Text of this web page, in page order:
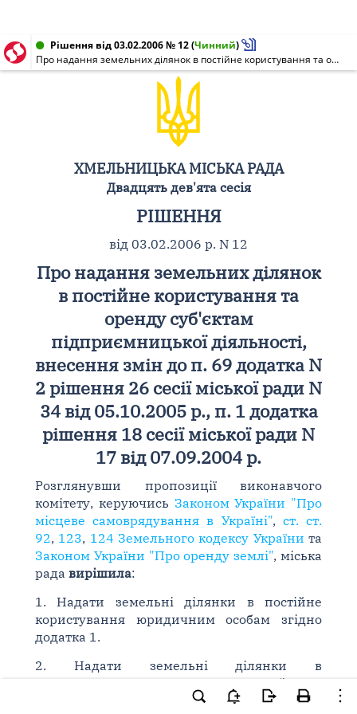
Рішення від 03.02.2006 № 12(Чинний)
Про надання земельних ділянок в постійне користування та оренду суб'єктам підприємницької діяльності, внесення змін до п. 69 додатка N 2 рішення 26 сесії міської ради N 34 від 05.10.2005 р., п. 1 додатка рішення 18 сесії міської ради N 17 від 07.09.2004 р.
ХМЕЛЬНИЦЬКА МІСЬКА РАДА
Двадцять дев'ята сесія
РІШЕННЯ
від 03.02.2006 р. N 12
Про надання земельних ділянок
в постійне користування та
оренду суб'єктам
підприємницької діяльності,
внесення змін до п. 69 додатка N
2 рішення 26 сесії міської ради N
34 від 05.10.2005 р., п. 1 додатка
рішення 18 сесії міської ради N
17 від 07.09.2004 р.
Розглянувши пропозиції виконавчого
комітету, керуючись Законом України "Про
місцеве самоврядування в Україні",ст. ст.
92, 123, 124 Земельного кодексу України та
Законом України "Про оренду землі", міська
рада вирішила:
1. Надати земельні ділянки в постійне
користування юридичним особам згідно
додатка 1.
2. Надати земельні ділянки в
короткострокову оренду суб'єктам
підприємницької діяльності згідно додатка